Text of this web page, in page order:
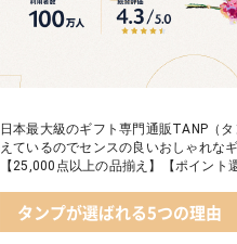
日本最大級のギフト専門通販TANP（
えているのでセンスの良いおしゃれな
【25,000点以上の品揃え】【ポイント
タンプが選ばれる5つの理由